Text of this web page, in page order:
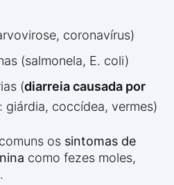
coronavírus)
(salmonela, E. coli)
(diarreia causada por
: giárdia, coccídea, vermes)
os sintomas de
como fezes moles,